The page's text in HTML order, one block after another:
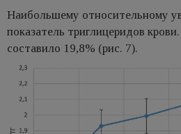
Наибольшему относительному
показатель триглицеридов
составило 19,8% (рис. 7).